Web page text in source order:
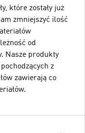
które zostały już
zmniejszyć ilość
od
Nasze produkty
z
zawierają co